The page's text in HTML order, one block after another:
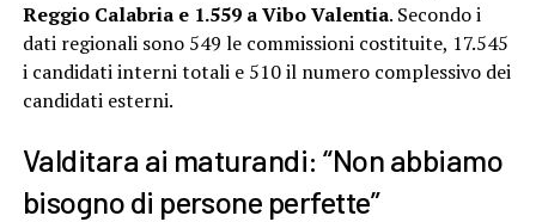
Reggio Calabria e 1.559 a Vibo Valentia. Secondo i
dati regionali sono 549 le commissioni costituite, 17.545
i candidati interni totali e 510 il numero complessivo dei
candidati esterni.
Valditara ai maturandi: “Non abbiamo
bisogno di persone perfette”